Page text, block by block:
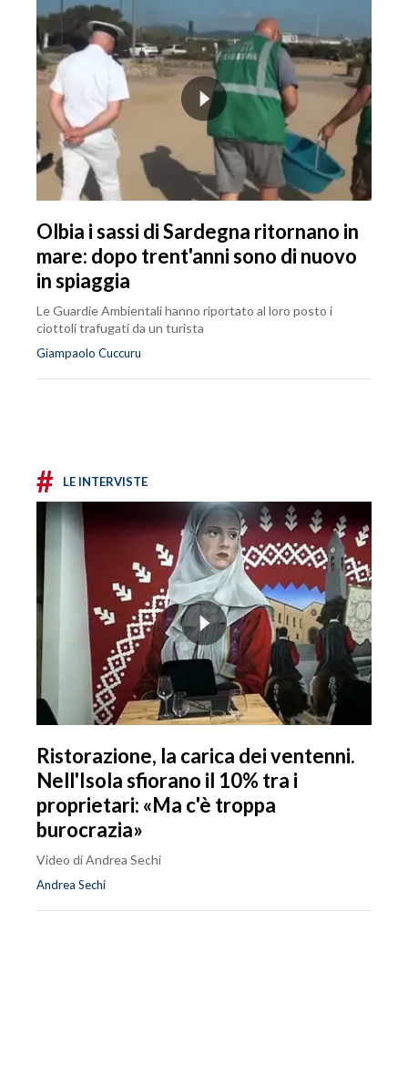
Olbia i sassi di Sardegna ritornano in
mare: dopo trent'anni sono di nuovo
in spiaggia
Le Guardie Ambientali hanno riportato al loro posto i
ciottoli trafugati da un turista
Giampaolo Cuccuru
# LE INTERVISTE
Ristorazione, la carica dei ventenni.
Nell'Isola sfiorano il 10% tra i
proprietari: «Ma c'è troppa
burocrazia»
Video di Andrea Sechi
Andrea Sechi